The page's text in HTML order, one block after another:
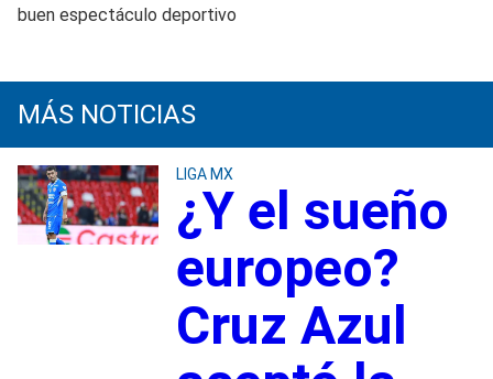
buen espectáculo deportivo
MÁS NOTICIAS
LIGA MX
¿Y el sueño
europeo?
Cruz Azul